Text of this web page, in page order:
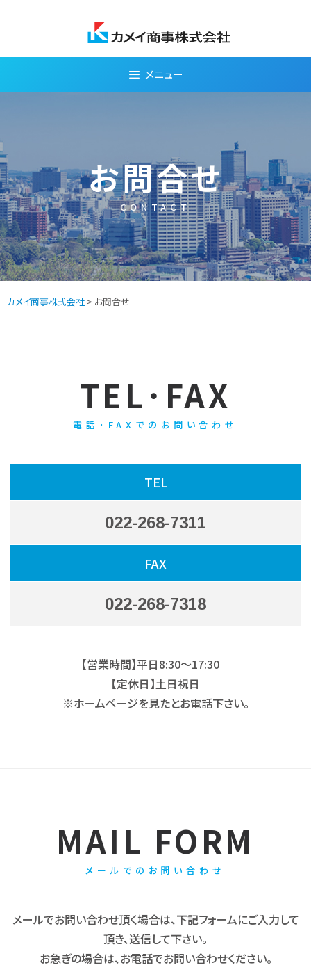
メニュー
お問合せ
CONTACT
カメイ商事株式会社 > お問合せ
TEL･FAX
電話･FAXでのお問い合わせ
TEL
022-268-7311
FAX
022-268-7318
【営業時間】平日8:30～17:30
【定休日】土日祝日
※ホームページを見たとお電話下さい。
MAIL FORM
メールでのお問い合わせ
メールでお問い合わせ頂く場合は、下記フォームにご入力して
頂き、送信して下さい。
お急ぎの場合は、お電話でお問い合わせください。